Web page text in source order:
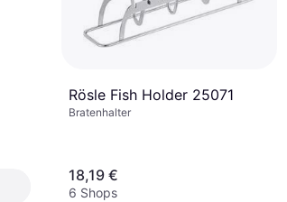
Rösle Fish Holder 25071
Bratenhalter
18,19 €
6 Shops